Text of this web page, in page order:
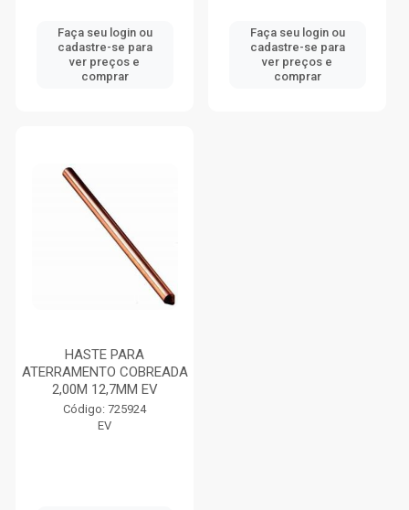
Faça seu login ou
cadastre-se para
ver preços e
comprar
Faça seu login ou
cadastre-se para
ver preços e
comprar
HASTE PARA
ATERRAMENTO COBREADA
2,00M 12,7MM EV
Código: 725924
EV